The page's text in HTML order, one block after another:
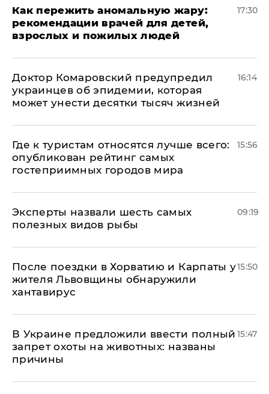
Как пережить аномальную жару:
рекомендации врачей для детей,
взрослых и пожилых людей
17:30
Доктор Комаровский предупредил
украинцев об эпидемии, которая
может унести десятки тысяч жизней
16:14
Где к туристам относятся лучше всего:
опубликован рейтинг самых
гостеприимных городов мира
15:56
Эксперты назвали шесть самых
полезных видов рыбы
09:19
После поездки в Хорватию и Карпаты у
жителя Львовщины обнаружили
хантавирус
15:50
В Украине предложили ввести полный
запрет охоты на животных: названы
причины
15:47